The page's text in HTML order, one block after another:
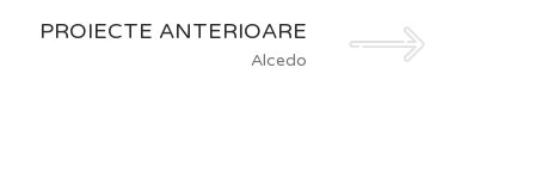
PROIECTE ANTERIOARE
Alcedo